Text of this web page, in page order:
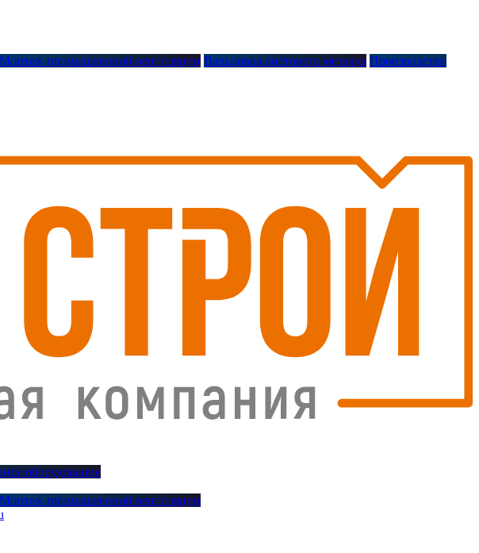
Монтаж промышленной вентиляции Вальцовка листового металла Производство
оборудование
Монтаж промышленной вентиляции